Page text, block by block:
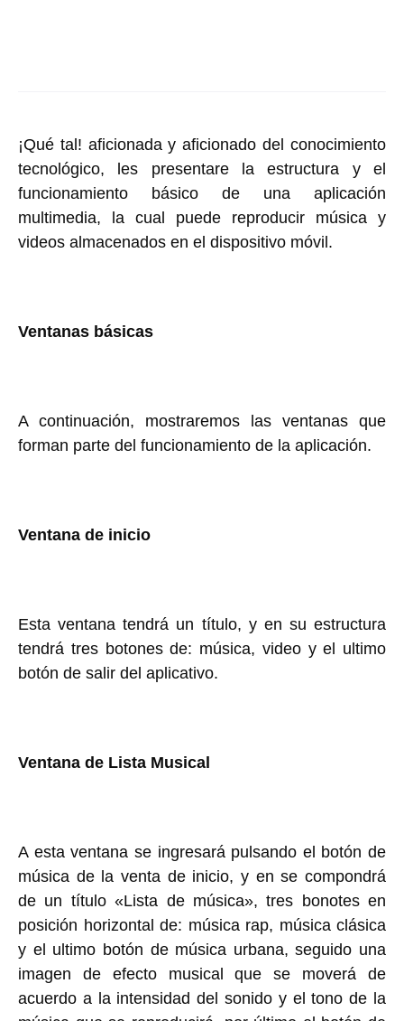
¡Qué tal! aficionada y aficionado del conocimiento
tecnológico, les presentare la estructura y el
funcionamiento básico de una aplicación
multimedia, la cual puede reproducir música y
videos almacenados en el dispositivo móvil.
Ventanas básicas
A continuación, mostraremos las ventanas que
forman parte del funcionamiento de la aplicación.
Ventana de inicio
Esta ventana tendrá un título, y en su estructura
tendrá tres botones de: música, video y el ultimo
botón de salir del aplicativo.
Ventana de Lista Musical
A esta ventana se ingresará pulsando el botón de
música de la venta de inicio, y en se compondrá
de un título «Lista de música», tres bonotes en
posición horizontal de: música rap, música clásica
y el ultimo botón de música urbana, seguido una
imagen de efecto musical que se moverá de
acuerdo a la intensidad del sonido y el tono de la